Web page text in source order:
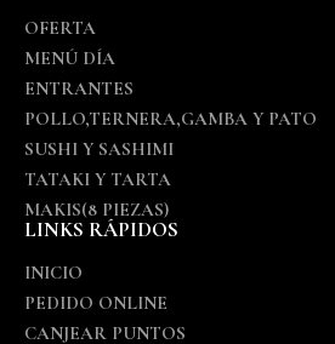
OFERTA
MENÚ DÍA
ENTRANTES
POLLO,TERNERA,GAMBA Y PATO
SUSHI Y SASHIMI
TATAKI Y TARTA
MAKIS(8 PIEZAS)
LINKS RÁPIDOS
INICIO
PEDIDO ONLINE
CANJEAR PUNTOS